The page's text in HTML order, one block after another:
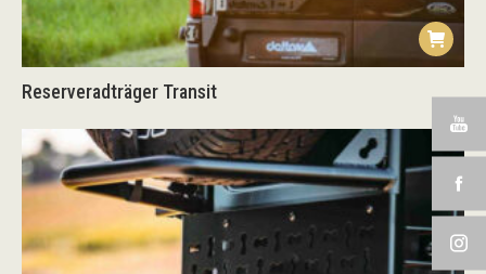
Reserveradträger Transit